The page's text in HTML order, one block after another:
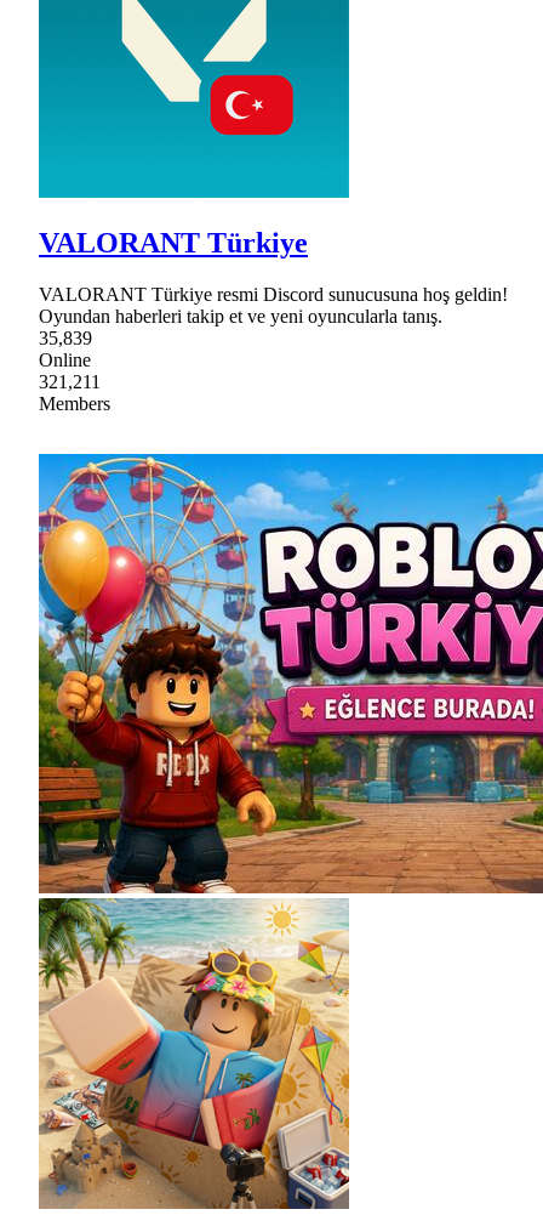
VALORANT Türkiye
VALORANT Türkiye resmi Discord sunucusuna hoş geldin!
Oyundan haberleri takip et ve yeni oyuncularla tanış.
35,839
Online
321,211
Members